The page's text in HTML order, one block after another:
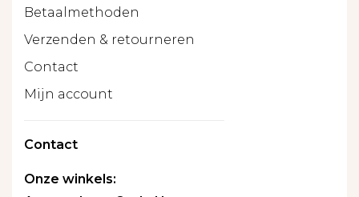
Betaalmethoden
Verzenden & retourneren
Contact
Mijn account
Contact
Onze winkels: